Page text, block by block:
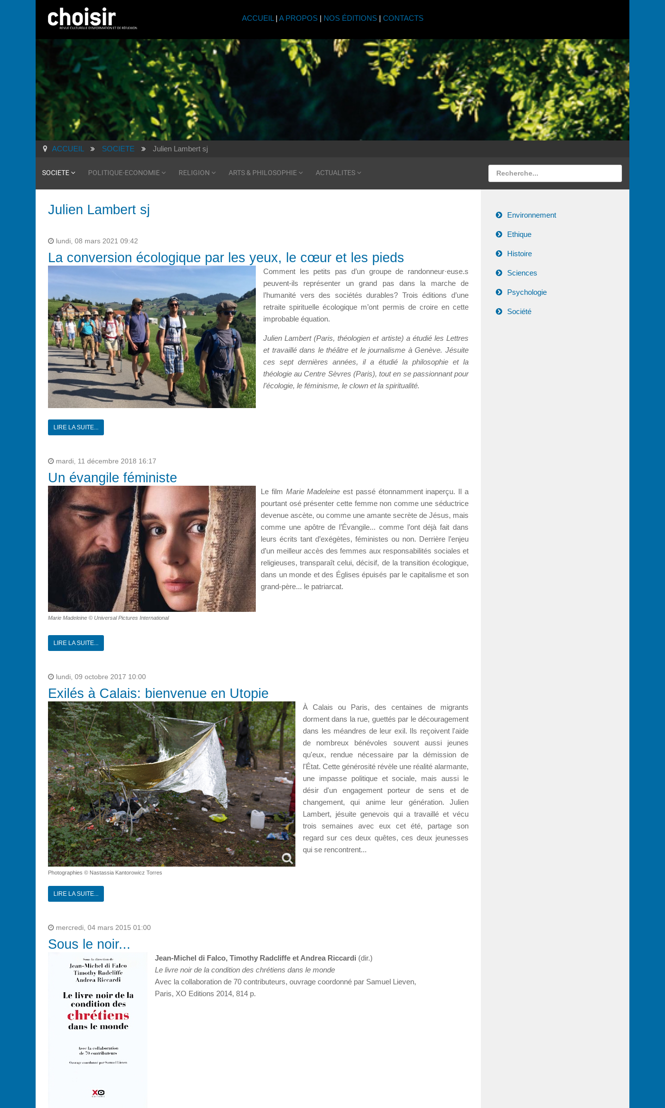
ACCUEIL | A PROPOS| NOS ÉDITIONS| CONTACTS
ACCUEIL SOCIETE Julien Lambert sj
SOCIETE POLITIQUE-ECONOMIE RELIGION ARTS & PHILOSOPHIE ACTUALITES
Julien Lambert sj
lundi, 08 mars 2021 09:42
La conversion écologique par les yeux, le cœur et les pieds
Comment les petits pas d’un groupe de randonneur·euse.s
peuvent-ils représenter un grand pas dans la marche de
l’humanité vers des sociétés durables? Trois éditions d’une
retraite spirituelle écologique m’ont permis de croire en cette
improbable équation.
Julien Lambert (Paris, théologien et artiste) a étudié les Lettres
et travaillé dans le théâtre et le journalisme à Genève. Jésuite
ces sept dernières années, il a étudié la philosophie et la
théologie au Centre Sèvres (Paris), tout en se passionnant pour
l’écologie, le féminisme, le clown et la spiritualité.
LIRE LA SUITE...
mardi, 11 décembre 2018 16:17
Un évangile féministe
Marie Madeleine © Universal Pictures International
Le film Marie Madeleine est passé étonnamment inaperçu. Il a
pourtant osé présenter cette femme non comme une séductrice
devenue ascète, ou comme une amante secrète de Jésus, mais
comme une apôtre de l’Évangile... comme l’ont déjà fait dans
leurs écrits tant d’exégètes, féministes ou non. Derrière l’enjeu
d’un meilleur accès des femmes aux responsabilités sociales et
religieuses, transparaît celui, décisif, de la transition écologique,
dans un monde et des Églises épuisés par le capitalisme et son
grand-père... le patriarcat.
LIRE LA SUITE...
lundi, 09 octobre 2017 10:00
Exilés à Calais: bienvenue en Utopie
Photographies © Nastassia Kantorowicz Torres
À Calais ou Paris, des centaines de migrants
dorment dans la rue, guettés par le découragement
dans les méandres de leur exil. Ils reçoivent l'aide
de nombreux bénévoles souvent aussi jeunes
qu'eux, rendue nécessaire par la démission de
l'État. Cette générosité révèle une réalité alarmante,
une impasse politique et sociale, mais aussi le
désir d'un engagement porteur de sens et de
changement, qui anime leur génération. Julien
Lambert, jésuite genevois qui a travaillé et vécu
trois semaines avec eux cet été, partage son
regard sur ces deux quêtes, ces deux jeunesses
qui se rencontrent...
LIRE LA SUITE...
mercredi, 04 mars 2015 01:00
Sous le noir...
Jean-Michel di Falco, Timothy Radcliffe et Andrea Riccardi (dir.)
Le livre noir de la condition des chrétiens dans le monde
Avec la collaboration de 70 contributeurs, ouvrage coordonné par Samuel Lieven,
Paris, XO Editions 2014, 814 p.
Environnement
Ethique
Histoire
Sciences
Psychologie
Société